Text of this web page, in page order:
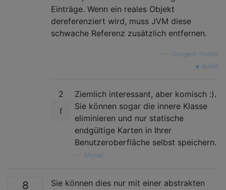
Einträge. Wenn ein reales Objekt
dereferenziert wird, muss JVM diese
schwache Referenz zusätzlich entfernen.
Dungeon Hunter
quelle
2
Ziemlich interessant, aber komisch :).
Sie können sogar die innere Klasse
eliminieren und nur statische
endgültige Karten in Ihrer
Benutzeroberfläche selbst speichern.
iMysak
8
Sie können dies nur mit einer abstrakten